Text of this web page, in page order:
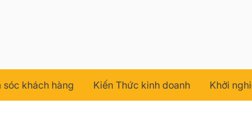
sóc khách hàng Kiến Thức kinh doanh Khởi